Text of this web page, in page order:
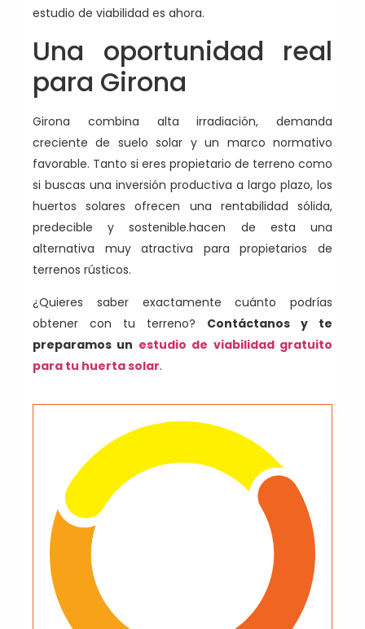
estudio de viabilidad es ahora.
Una oportunidad real
para Girona
Girona combina alta irradiación, demanda
creciente de suelo solar y un marco normativo
favorable. Tanto si eres propietario de terreno como
si buscas una inversión productiva a largo plazo, los
huertos solares ofrecen una rentabilidad sólida,
predecible y sostenible.hacen de esta una
alternativa muy atractiva para propietarios de
terrenos rústicos.
¿Quieres saber exactamente cuánto podrías
obtener con tu terreno? Contáctanos y te
preparamos un estudio de viabilidad gratuito
para tu huerta solar.